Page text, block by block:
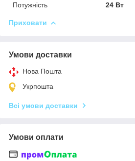
Потужність
24 Вт
Приховати
Умови доставки
Нова Пошта
Укрпошта
Всі умови доставки
Умови оплати